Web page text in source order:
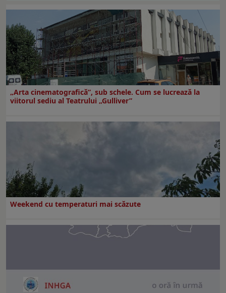
„Arta cinematografică”, sub schele. Cum se lucrează la
viitorul sediu al Teatrului „Gulliver”
Weekend cu temperaturi mai scăzute